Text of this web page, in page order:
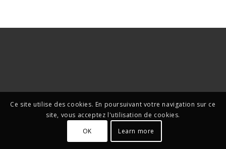
Ce site utilise des cookies. En poursuivant votre navigation sur ce
site, vous acceptez l'utilisation de cookies.
OK
Learn more